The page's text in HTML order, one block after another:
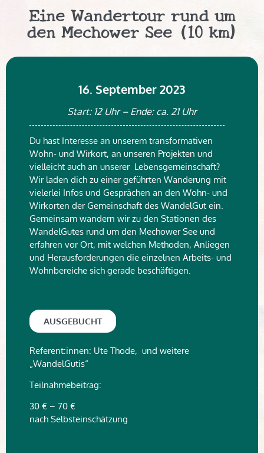
Eine Wandertour rund um
den Mechower See (10 km)
16. September 2023
Start: 12 Uhr – Ende: ca. 21 Uhr
Du hast Interesse an unserem transformativen
Wohn- und Wirkort, an unseren Projekten und
vielleicht auch an unserer Lebensgemeinschaft?
Wir laden dich zu einer geführten Wanderung mit
vielerlei Infos und Gesprächen an den Wohn- und
Wirkorten der Gemeinschaft des WandelGut ein.
Gemeinsam wandern wir zu den Stationen des
WandelGutes rund um den Mechower See und
erfahren vor Ort, mit welchen Methoden, Anliegen
und Herausforderungen die einzelnen Arbeits- und
Wohnbereiche sich gerade beschäftigen.
AUSGEBUCHT
Referent:innen: Ute Thode, und weitere
„WandelGutis“
Teilnahmebeitrag:
30 € – 70 €
nach Selbsteinschätzung